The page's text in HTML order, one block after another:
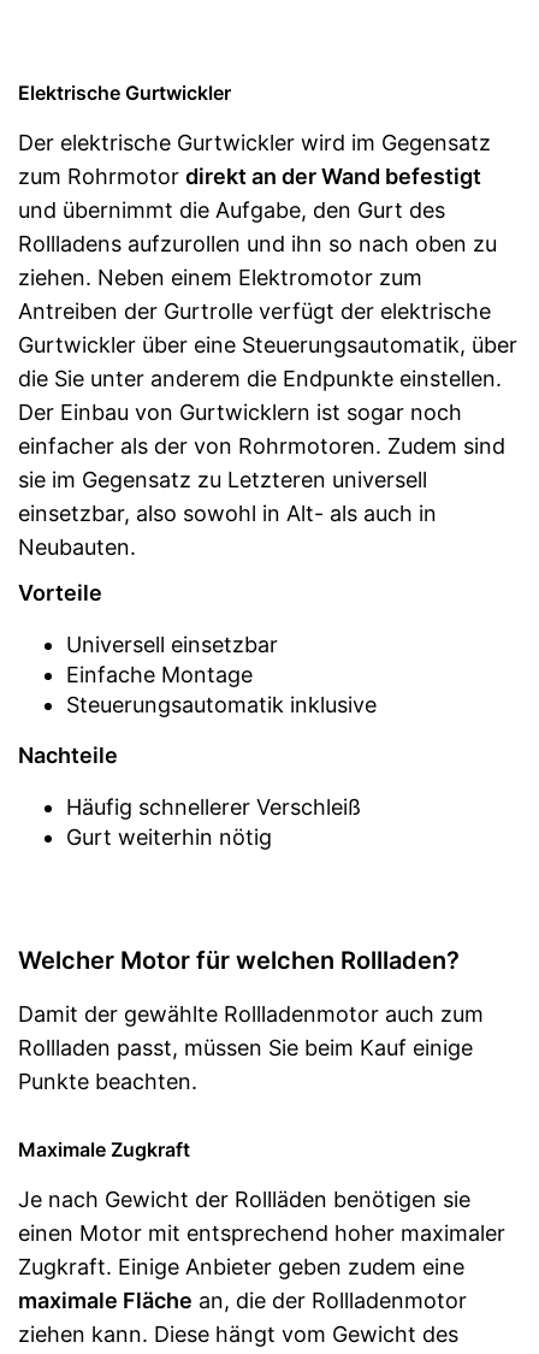
Elektrische Gurtwickler
Der elektrische Gurtwickler wird im Gegensatz
zum Rohrmotor direkt an der Wand befestigt
und übernimmt die Aufgabe, den Gurt des
Rollladens aufzurollen und ihn so nach oben zu
ziehen. Neben einem Elektromotor zum
Antreiben der Gurtrolle verfügt der elektrische
Gurtwickler über eine Steuerungsautomatik, über
die Sie unter anderem die Endpunkte einstellen.
Der Einbau von Gurtwicklern ist sogar noch
einfacher als der von Rohrmotoren. Zudem sind
sie im Gegensatz zu Letzteren universell
einsetzbar, also sowohl in Alt- als auch in
Neubauten.
Vorteile
Universell einsetzbar
Einfache Montage
Steuerungsautomatik inklusive
Nachteile
Häufig schnellerer Verschleiß
Gurt weiterhin nötig
Welcher Motor für welchen Rollladen?
Damit der gewählte Rollladenmotor auch zum
Rollladen passt, müssen Sie beim Kauf einige
Punkte beachten.
Maximale Zugkraft
Je nach Gewicht der Rollläden benötigen sie
einen Motor mit entsprechend hoher maximaler
Zugkraft. Einige Anbieter geben zudem eine
maximale Fläche an, die der Rollladenmotor
ziehen kann. Diese hängt vom Gewicht des